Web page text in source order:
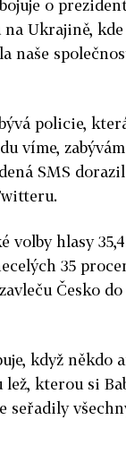
o
na Ukrajině,
naše
policie,
víme,
SMS
volby hlasy
35
Česko do
když někdo
kterou si
seřadily